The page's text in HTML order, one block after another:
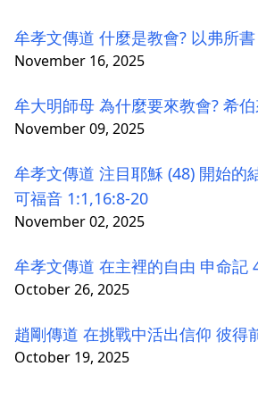
牟孝文傳道 什麼是教會? 以弗所
November 16, 2025
牟大明師母 為什麼要來教會? 希
November 09, 2025
牟孝文傳道 注目耶穌 (48) 開始的
可福音 1:1,16:8-20
November 02, 2025
牟孝文傳道 在主裡的自由 申命記
October 26, 2025
趙剛傳道 在挑戰中活出信仰 彼得
October 19, 2025